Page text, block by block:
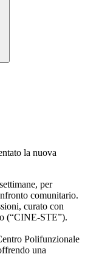
la nuova
per
comunitario.
curato con
(“CINE-STE”).
Polifunzionale
una